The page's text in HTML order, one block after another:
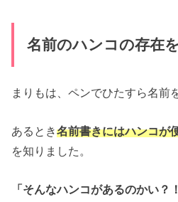
名前のハンコの存在
まりもは、ペンでひたすら名前
あるとき名前書きにはハンコが
を知りました。
「そんなハンコがあるのかい？